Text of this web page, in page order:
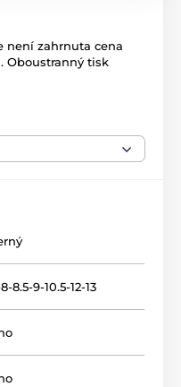
není zahrnuta cena
Oboustranný tisk
trofeje
8.5-9-10.5-12-13